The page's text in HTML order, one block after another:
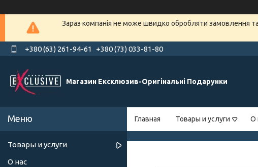
Зараз компанія не може швидко обробляти замовлення
+380 (63) 261-94-61 +380 (73) 033-81-80
Магазин Ексклюзив-Оригінальні Подарунки
Главная Товары и услуги О
Товары и услуги
О нас